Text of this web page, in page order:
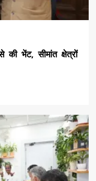
भेंट, सीमांत क्षेत्रों